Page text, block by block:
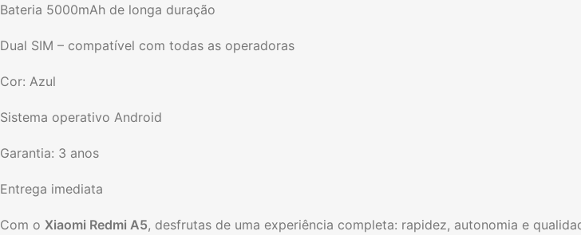
Bateria 5000mAh de longa duração
Dual SIM – compatível com todas as operadoras
Cor: Azul
Sistema operativo Android
Garantia: 3 anos
Entrega imediata
Com o Xiaomi Redmi A5, desfrutas de uma experiência completa: rapidez, autonomia e